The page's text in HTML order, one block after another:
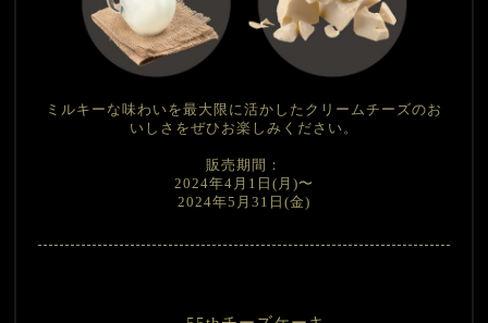
ミルキーな味わいを最大限に活かしたクリームチーズのお
いしさをぜひお楽しみください。
販売期間：
2024年4月1日(月)〜
2024年5月31日(金)